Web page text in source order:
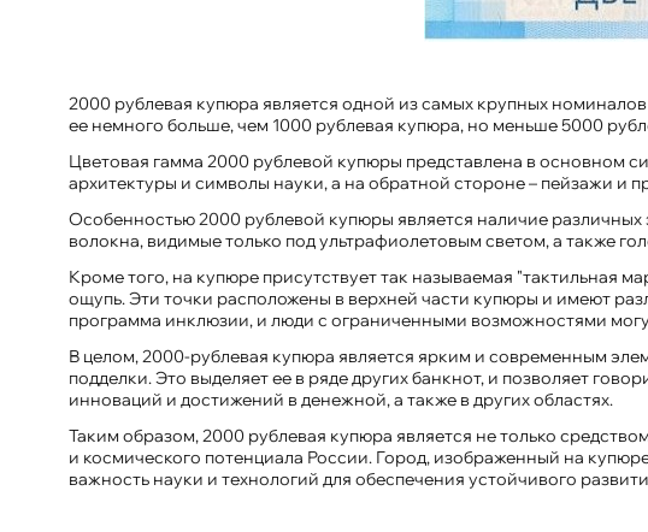
2000 рублевая купюра является одной из самых крупных
ее немного больше, чем 1000 рублевая купюра, но меньше 5000
Цветовая гамма 2000 рублевой купюры представлена в основном
архитектуры и символы науки, а на обратной стороне – пейзажи и
Особенностью 2000 рублевой купюры является наличие
волокна, видимые только под ультрафиолетовым светом, а также
Кроме того, на купюре присутствует так называемая "тактильная
ощупь. Эти точки расположены в верхней части купюры и имеют
программа инклюзии, и люди с ограниченными возможностями
В целом, 2000-рублевая купюра является ярким и современным
подделки. Это выделяет ее в ряде других банкнот, и позволяет
инноваций и достижений в денежной, а также в других областях.
Таким образом, 2000 рублевая купюра является не только
и космического потенциала России. Город, изображенный на
важность науки и технологий для обеспечения устойчивого